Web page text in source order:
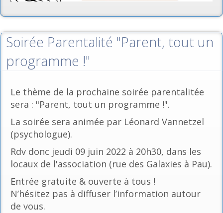
Soirée Parentalité "Parent, tout un
programme !"
Le thème de la prochaine soirée parentalitée
sera : "Parent, tout un programme !".
La soirée sera animée par Léonard Vannetzel
(psychologue).
Rdv donc jeudi 09 juin 2022 à 20h30, dans les
locaux de l'association (rue des Galaxies à Pau).
Entrée gratuite & ouverte à tous !
N’hésitez pas à diffuser l’information autour
de vous.